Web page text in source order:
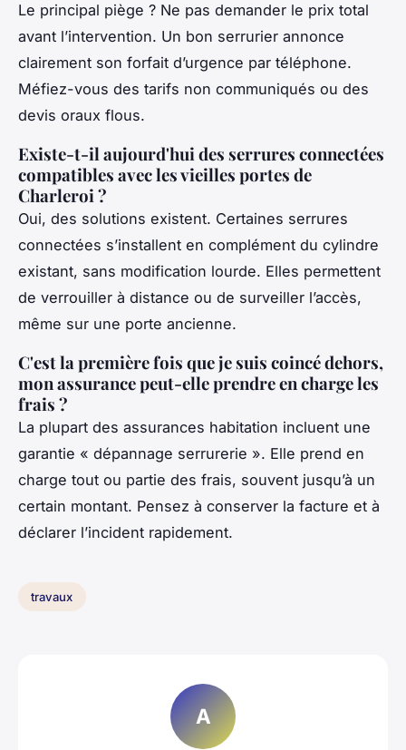
Le principal piège ? Ne pas demander le prix total
avant l’intervention. Un bon serrurier annonce
clairement son forfait d’urgence par téléphone.
Méfiez-vous des tarifs non communiqués ou des
devis oraux flous.
Existe-t-il aujourd'hui des serrures connectées
compatibles avec les vieilles portes de
Charleroi ?
Oui, des solutions existent. Certaines serrures
connectées s’installent en complément du cylindre
existant, sans modification lourde. Elles permettent
de verrouiller à distance ou de surveiller l’accès,
même sur une porte ancienne.
C'est la première fois que je suis coincé dehors,
mon assurance peut-elle prendre en charge les
frais ?
La plupart des assurances habitation incluent une
garantie « dépannage serrurerie ». Elle prend en
charge tout ou partie des frais, souvent jusqu’à un
certain montant. Pensez à conserver la facture et à
déclarer l’incident rapidement.
travaux
A